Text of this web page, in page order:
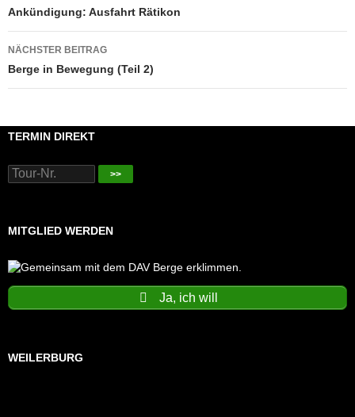
Ankündigung: Ausfahrt Rätikon
NÄCHSTER BEITRAG
Berge in Bewegung (Teil 2)
TERMIN DIREKT
>>
MITGLIED WERDEN
Ja, ich will
WEILERBURG